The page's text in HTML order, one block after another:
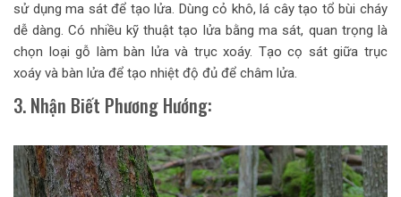
sử dụng ma sát để tạo lửa. Dùng cỏ khô, lá cây tạo tổ bùi cháy
dễ dàng. Có nhiều kỹ thuật tạo lửa bằng ma sát, quan trọng là
chọn loại gỗ làm bàn lửa và trục xoáy. Tạo cọ sát giữa trục
xoáy và bàn lửa để tạo nhiệt độ đủ để châm lửa.
3. Nhận Biết Phương Hướng: